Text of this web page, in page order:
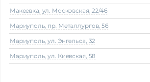
Макеeвка, ул. Московская, 22/46
Мариуполь, пр. Металлургов, 56
Мариуполь, ул. Энгельса, 32
Мариуполь, ул. Киевская, 58